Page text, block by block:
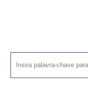
Pesquisar